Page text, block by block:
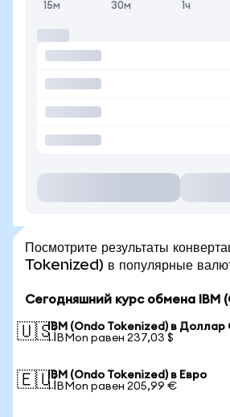
15м 30м 1ч
Посмотрите результаты
Tokenized) в популярные
Сегодняшний курс обмена IBM
🇺🇸IBM (Ondo Tokenized) в
1 IBMon равен 237,03 $
🇪🇺IBM (Ondo Tokenized) в Евро
1 IBMon равен 205,99 €